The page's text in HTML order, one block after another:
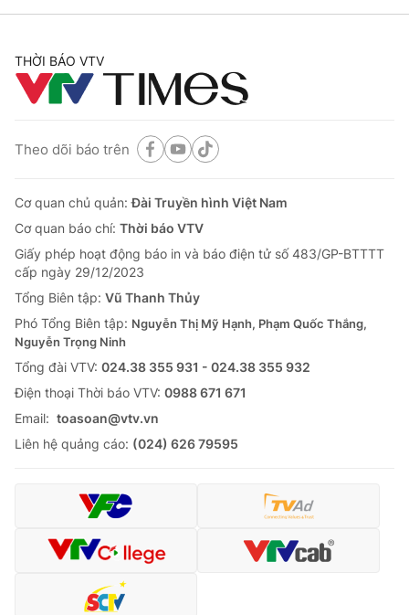
THỜI BÁO VTV
Theo dõi báo trên
Cơ quan chủ quản:Đài Truyền hình Việt Nam
Cơ quan báo chí: Thời báo VTV
Giấy phép hoạt động báo in và báo điện tử số 483/GP-BTTTT
cấp ngày 29/12/2023
Tổng Biên tập: Vũ Thanh Thủy
Phó Tổng Biên tập: Nguyễn Thị Mỹ Hạnh, Phạm Quốc Thắng,
Nguyễn Trọng Ninh
Tổng đài VTV: 024.38 355 931 - 024.38 355 932
Ðiện thoại Thời báo VTV: 0988 671 671
Email: toasoan@vtv.vn
Liên hệ quảng cáo: (024) 626 79595